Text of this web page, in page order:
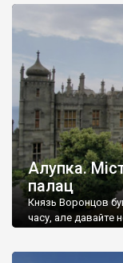
Алупка.
палац
Князь Воронцов
часу, але давайте